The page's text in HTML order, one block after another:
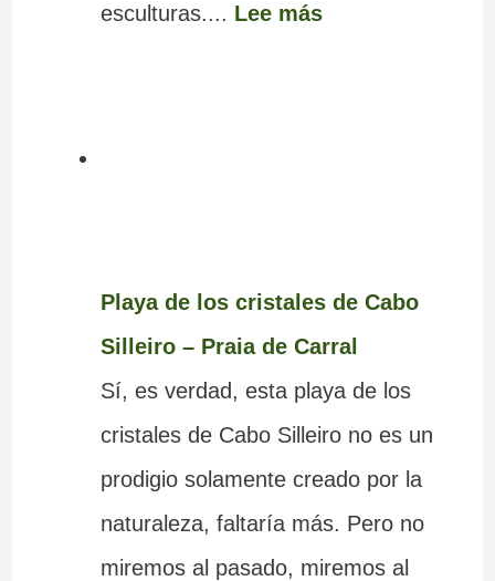
esculturas.... Lee más
Playa de los cristales de Cabo
Silleiro – Praia de Carral
Sí, es verdad, esta playa de los
cristales de Cabo Silleiro no es un
prodigio solamente creado por la
naturaleza, faltaría más. Pero no
miremos al pasado, miremos al